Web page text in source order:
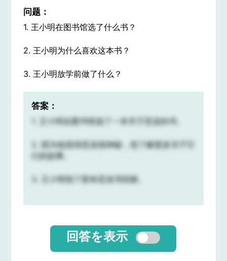
问题：
1. 王小明在图书馆选了什么书？
2. 王小明为什么喜欢这本书？
3. 王小明放学前做了什么？
答案：
1. 王小明在图书馆选了一本关于恐龙的书。
2. 因为他觉得恐龙很神秘，想了解更多关于它
们的故事。
3. 王小明借了那本恐龙书回家。
回答を表示